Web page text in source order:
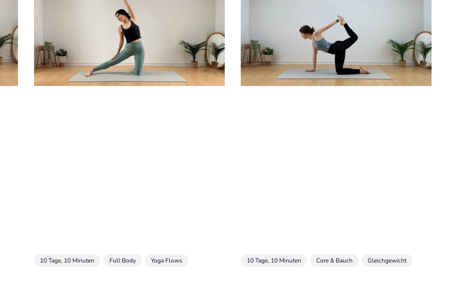
10 Tage, 10 Minuten Full Body Yoga Flows 10 Tage, 10 Minuten Core & Bauch Gleichgewicht